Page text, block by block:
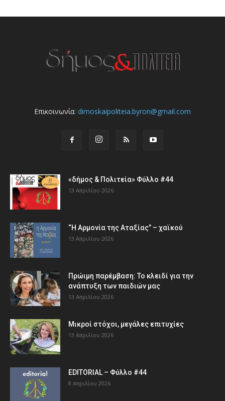
Επικοινωνία: dimoskaipoliteia.byron@gmail.com
«δήμος & Πολιτεία» Φύλλο #44
13 Απριλίου 2026
“Η Αρμονία της Αταξίας” – χαϊκού
13 Απριλίου 2026
Πρώιμη παρέμβαση: Το κλειδί για την
ανάπτυξη των παιδιών µας
13 Απριλίου 2026
Μικροί στόχοι, μεγάλες επιτυχίες
13 Απριλίου 2026
EDITORIAL – Φύλλο #44
8 Απριλίου 2026